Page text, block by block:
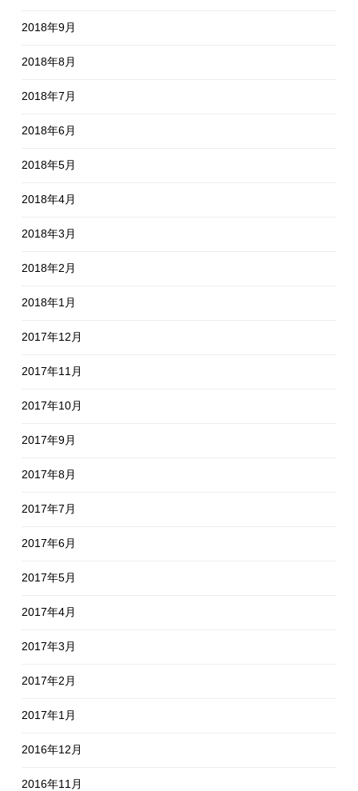
2018年9月
2018年8月
2018年7月
2018年6月
2018年5月
2018年4月
2018年3月
2018年2月
2018年1月
2017年12月
2017年11月
2017年10月
2017年9月
2017年8月
2017年7月
2017年6月
2017年5月
2017年4月
2017年3月
2017年2月
2017年1月
2016年12月
2016年11月